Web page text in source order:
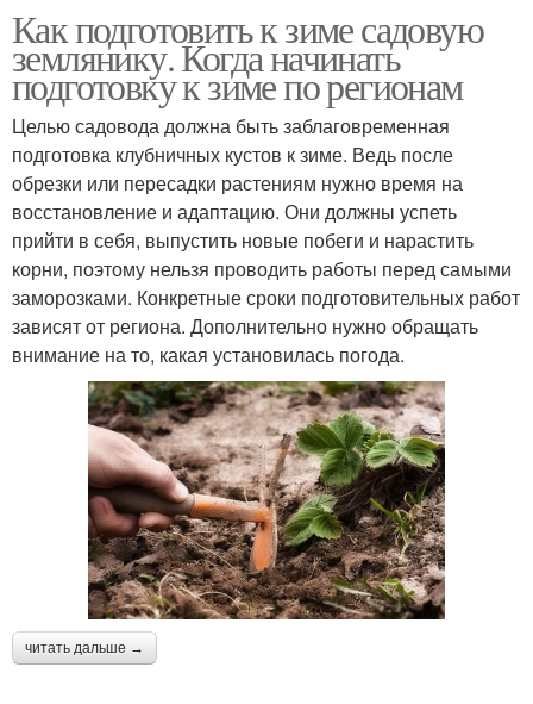
Как подготовить к зиме садовую
землянику. Когда начинать
подготовку к зиме по регионам
Целью садовода должна быть заблаговременная
подготовка клубничных кустов к зиме. Ведь после
обрезки или пересадки растениям нужно время на
восстановление и адаптацию. Они должны успеть
прийти в себя, выпустить новые побеги и нарастить
корни, поэтому нельзя проводить работы перед самыми
заморозками. Конкретные сроки подготовительных работ
зависят от региона. Дополнительно нужно обращать
внимание на то, какая установилась погода.
читать дальше →